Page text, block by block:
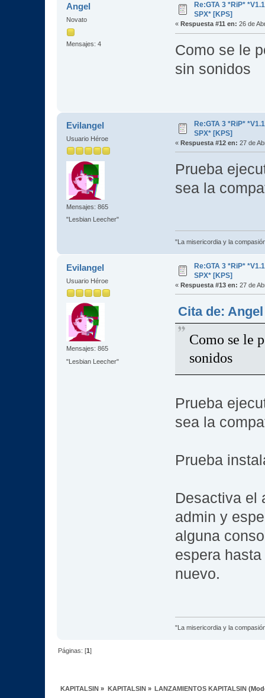
Angel
Novato
Mensajes: 4
Re:GTA 3 *RiP*
SPX* [KPS]
« Respuesta #11 en: 26 de
Como se le
sin sonidos
Evilangel
Usuario Héroe
Mensajes: 865
"Lesbian Leecher"
Re:GTA 3 *RiP*
SPX* [KPS]
« Respuesta #12 en: 27 de
Prueba
sea la
"La misericordia y la
Evilangel
Usuario Héroe
Mensajes: 865
"Lesbian Leecher"
Re:GTA 3 *RiP*
SPX* [KPS]
« Respuesta #13 en: 27 de
Cita de:
Como se le
sonidos
Prueba
sea la
Prueba
Desactiva el
admin y
alguna
espera
nuevo.
"La misericordia y la
Páginas: [1]
KAPITALSIN » KAPITALSIN» LANZAMIENTOS KAPITALSIN